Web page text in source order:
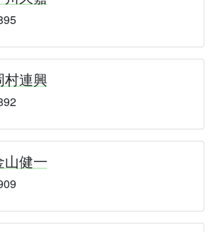
村連興
山健一